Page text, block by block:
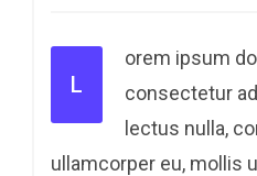
L
orem ipsum
consectetur
lectus nulla,
ullamcorper eu, mollis